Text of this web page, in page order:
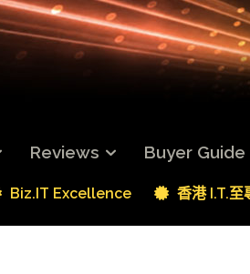
Reviews Buyer Guide
Biz.IT Excellence 香港 I.T.至